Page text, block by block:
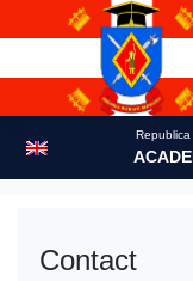
Republica
Contact